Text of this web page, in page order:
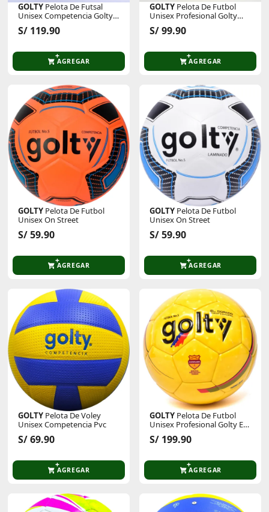
GOLTY Pelota De Futsal
Unisex Competencia Golty
Fenix Thermobonded
S/ 119.90
AGREGAR
GOLTY Pelota De Futbol
Unisex Profesional Golty
Traditional
S/ 99.90
AGREGAR
GOLTY Pelota De Futbol
Unisex On Street
S/ 59.90
AGREGAR
GOLTY Pelota De Futbol
Unisex On Street
S/ 59.90
AGREGAR
GOLTY Pelota De Voley
Unisex Competencia Pvc
S/ 69.90
AGREGAR
GOLTY Pelota De Futbol
Unisex Profesional Golty El
S/ 199.90
AGREGAR